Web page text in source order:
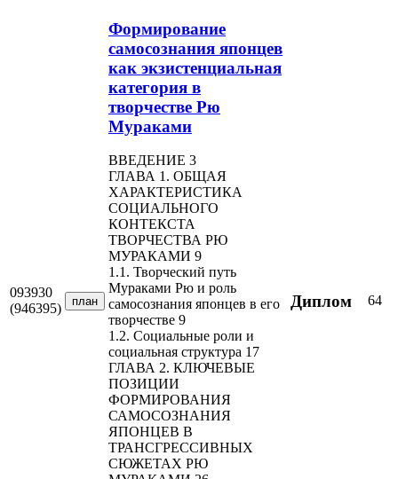
093930
(946395)
план
Формирование
самосознания японцев
как экзистенциальная
категория в
творчестве Рю
Мураками
ВВЕДЕНИЕ 3
ГЛАВА 1. ОБЩАЯ
ХАРАКТЕРИСТИКА
СОЦИАЛЬНОГО
КОНТЕКСТА
ТВОРЧЕСТВА РЮ
МУРАКАМИ 9
1.1. Творческий путь
Мураками Рю и роль
самосознания японцев в его
творчестве 9
1.2. Социальные роли и
социальная структура 17
ГЛАВА 2. КЛЮЧЕВЫЕ
ПОЗИЦИИ
ФОРМИРОВАНИЯ
САМОСОЗНАНИЯ
ЯПОНЦЕВ В
ТРАНСГРЕССИВНЫХ
СЮЖЕТАХ РЮ
Диплом 64